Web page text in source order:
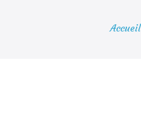
Accueil